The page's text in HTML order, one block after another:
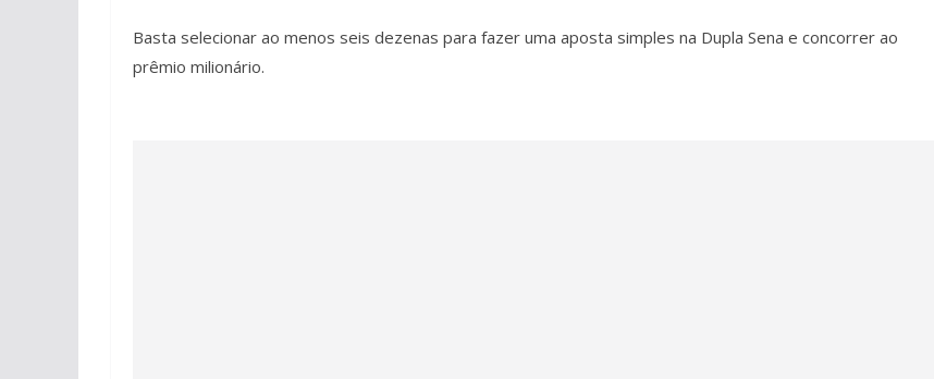
Basta selecionar ao menos seis dezenas para fazer uma aposta simples na Dupla Sena e concorrer ao
prêmio milionário.